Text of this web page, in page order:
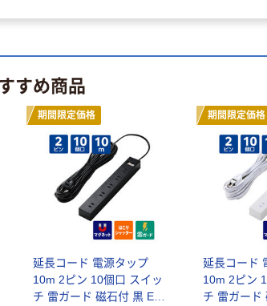
すめ商品
期間限定価格
延長コード 電源タップ
10m 2ピン 10個口 スイッ
チ 雷ガード 磁石付 黒 ECT
期間限定価格
延長コード
10m 2ピン
チ 雷ガード